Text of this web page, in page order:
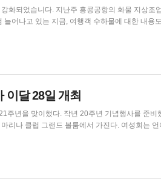
화되었습니다. 지난주 홍콩공항의 화물 지상조
년 64번째 개정판에 위험물 운송에 대한 규정
이달 28일 개최
지만 코로나19 확산으로인해 미뤄
진다. 여성회는 언어강좌 문화강좌, 각종 이벤트 등으로